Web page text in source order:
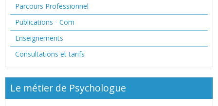
Parcours Professionnel
Publications - Com
Enseignements
Consultations et tarifs
Le métier de Psychologue